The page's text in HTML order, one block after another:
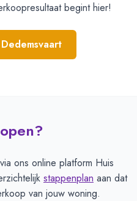
begint hier!
Dedemsvaart
ons online platform Huis
stappenplan aan dat
van jouw woning.